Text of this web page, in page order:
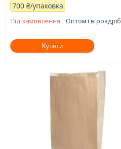
700 ₴/упаковка
Під замовлення Оптом і в роздріб
Купити